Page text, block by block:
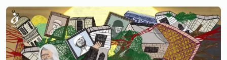
هناك تماثل بين المؤلف وبين موضوعه.. صحيح أن العمل يحاكي مأساة
الفلسطينيين، ولكن باعتبار أنني نزحت أصلاً من الجولان، فقد مررت بتجربة مشابهة،
وطفولتي وشبابي قضيتهما بالتصاق شديد مع أصدقاء فلسطينيين."